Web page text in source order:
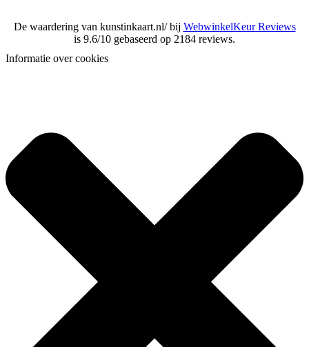
De waardering van kunstinkaart.nl/ bij WebwinkelKeur Reviews
is 9.6/10 gebaseerd op 2184 reviews.
Informatie over cookies